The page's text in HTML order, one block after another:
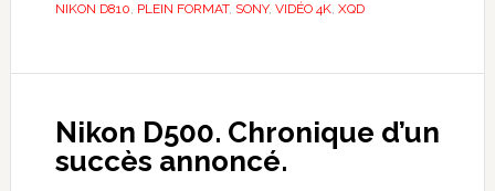
NIKON D810 PLEIN FORMAT, SONY, VIDÉO 4K, XQD
Nikon D500. Chronique d’un
succès annoncé.